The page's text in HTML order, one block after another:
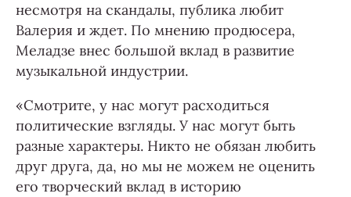
несмотря на скандалы, публика любит
Валерия и ждет. По мнению продюсера,
Меладзе внес большой вклад в развитие
музыкальной индустрии.
«Смотрите, у нас могут расходиться
политические взгляды. У нас могут быть
разные характеры. Никто не обязан любить
друг друга, да, но мы не можем не оценить
его творческий вклад в историю